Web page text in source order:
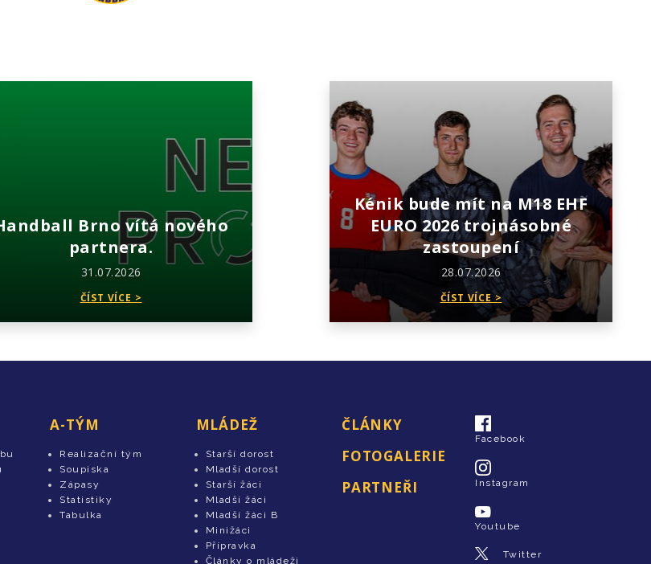
Brno vítá nového
partnera.
31.07.2026
ČÍST VÍCE >
Kénik bude mít na M18 EHF
EURO 2026 trojnásobné
zastoupení
28.07.2026
ČÍST VÍCE >
A-TÝM
Realizační tým
Soupiska
Zápasy
Statistiky
Tabulka
MLÁDEŽ
Starší dorost
Mladší dorost
Starší žáci
Mladší žáci
Mladší žáci B
Minižáci
Přípravka
Články o mládeži
ČLÁNKY
FOTOGALERIE
PARTNEŘI
Facebook
Instagram
Youtube
Twitter